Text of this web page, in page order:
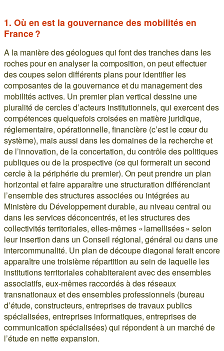
1. Où en est la gouvernance des mobilités en
France ?
A la manière des géologues qui font des tranches dans les
roches pour en analyser la composition, on peut effectuer
des coupes selon différents plans pour identifier les
composantes de la gouvernance et du management des
mobilités actives. Un premier plan vertical dessine une
pluralité de cercles d’acteurs institutionnels, qui exercent des
compétences quelquefois croisées en matière juridique,
réglementaire, opérationnelle, financière (c’est le cœur du
système), mais aussi dans les domaines de la recherche et
de l’innovation, de la concertation, du contrôle des politiques
publiques ou de la prospective (ce qui formerait un second
cercle à la périphérie du premier). On peut prendre un plan
horizontal et faire apparaître une structuration différenciant
l’ensemble des structures associées ou intégrées au
Ministère du Développement durable, au niveau central ou
dans les services déconcentrés, et les structures des
collectivités territoriales, elles-mêmes « lamellisées » selon
leur insertion dans un Conseil régional, général ou dans une
intercommunalité. Un plan de découpe diagonal ferait encore
apparaître une troisième répartition au sein de laquelle les
institutions territoriales cohabiteraient avec des ensembles
associatifs, eux-mêmes raccordés à des réseaux
transnationaux et des ensembles professionnels (bureau
d’étude, constructeurs, entreprises de travaux publics
spécialisées, entreprises informatiques, entreprises de
communication spécialisées) qui répondent à un marché de
l’étude en nette expansion.